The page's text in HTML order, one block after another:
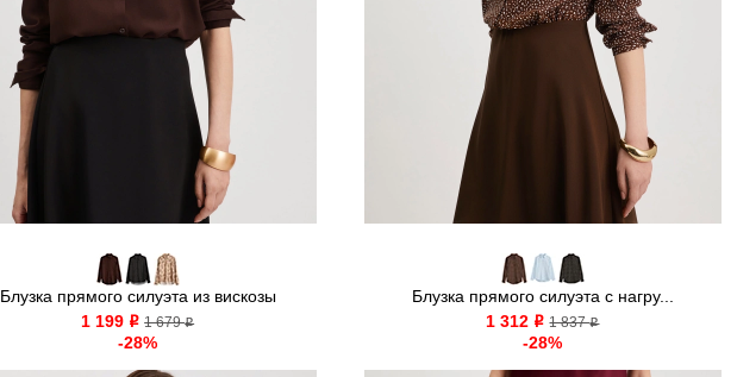
Блузка прямого силуэта из вискозы
1 199 o 1 679o
-28%
Блузка прямого силуэта с нагру...
1 312 o 1 837o
-28%